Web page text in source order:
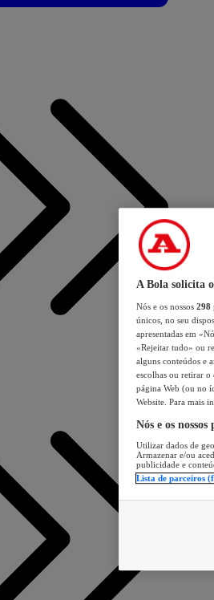
A Bola solicita
Nós e os nossos 298
únicos, no seu
apresentadas em
«Rejeitar tudo» ou
alguns conteúdos e
escolhas ou retirar
página Web (ou no
Website. Para mais
Nós e os
Utilizar dados de
Armazenar e/ou
publicidade e
Lista de parceiros